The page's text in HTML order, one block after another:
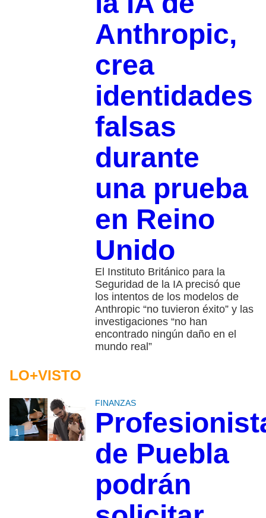
Anthropic,
crea
identidades
falsas
durante
una prueba
en Reino
Unido
El Instituto Británico para la
Seguridad de la IA precisó que
los intentos de los modelos de
Anthropic “no tuvieron éxito” y las
investigaciones “no han
encontrado ningún daño en el
mundo real”
LO+VISTO
1
FINANZAS
de Puebla
podrán